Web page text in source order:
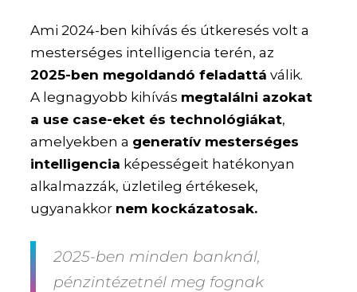
Ami 2024-ben kihívás és útkeresés volt a
mesterséges intelligencia terén, az
2025-ben megoldandó feladattá válik.
A legnagyobb kihívás megtalálni azokat
a use case-eket és technológiákat,
amelyekben a generatív mesterséges
intelligencia képességeit hatékonyan
alkalmazzák, üzletileg értékesek,
ugyanakkor nem kockázatosak.
2025-ben minden banknál,
pénzintézetnél meg fognak